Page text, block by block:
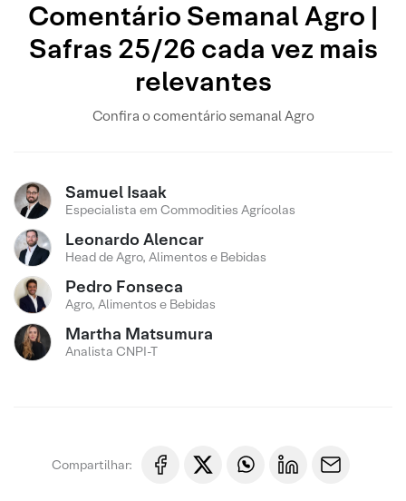
Comentário Semanal Agro |
Safras 25/26 cada vez mais
relevantes
Confira o comentário semanal Agro
Samuel Isaak
Especialista em Commodities Agrícolas
Leonardo Alencar
Head de Agro, Alimentos e Bebidas
Pedro Fonseca
Agro, Alimentos e Bebidas
Martha Matsumura
Analista CNPI-T
Compartilhar: